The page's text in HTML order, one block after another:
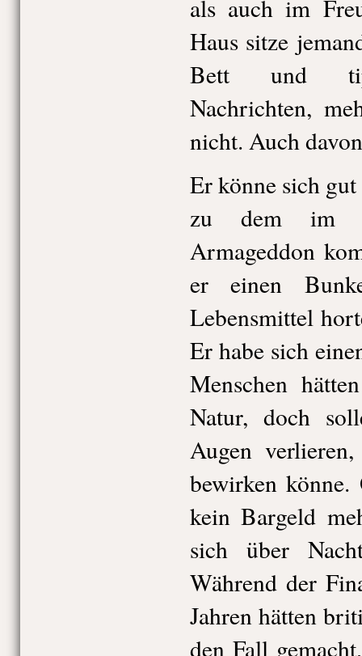
als auch im
Haus sitze
Bett und
Nachrichten,
nicht. Auch
Er könne sich
zu dem im
Armageddon
er einen
Lebensmittel
Er habe sich
Menschen
Natur, doch
Augen
bewirken
kein Bargeld
sich über
Während der
Jahren hätten
den Fall